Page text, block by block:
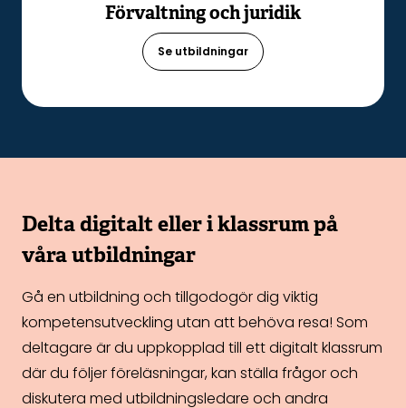
Förvaltning och juridik
Se utbildningar
Delta digitalt eller i klassrum på
våra utbildningar
Gå en utbildning och tillgodogör dig viktig
kompetensutveckling utan att behöva resa! Som
deltagare är du uppkopplad till ett digitalt klassrum
där du följer föreläsningar, kan ställa frågor och
diskutera med utbildningsledare och andra